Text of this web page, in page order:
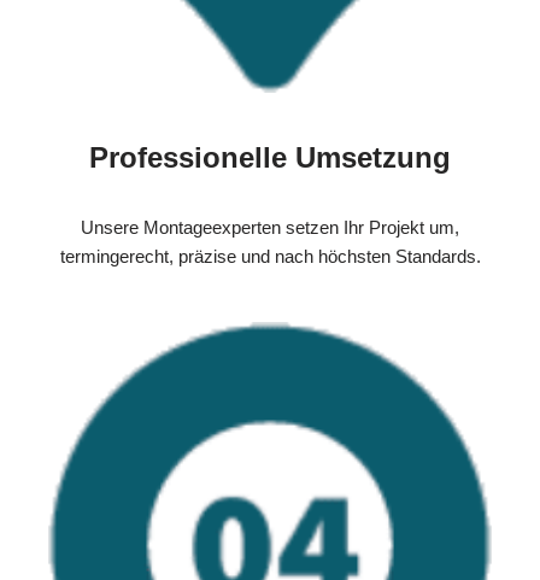
Professionelle Umsetzung
Unsere Montageexperten setzen Ihr Projekt um,
termingerecht, präzise und nach höchsten Standards.